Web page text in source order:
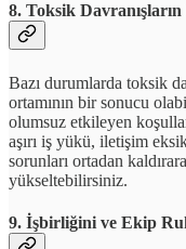
8. Toksik Davranışların
Bazı durumlarda toksik
ortamının bir sonucu
olumsuz etkileyen
aşırı iş yükü, iletişim
sorunları ortadan
yükseltebilirsiniz.
9. İşbirliğini ve Ekip